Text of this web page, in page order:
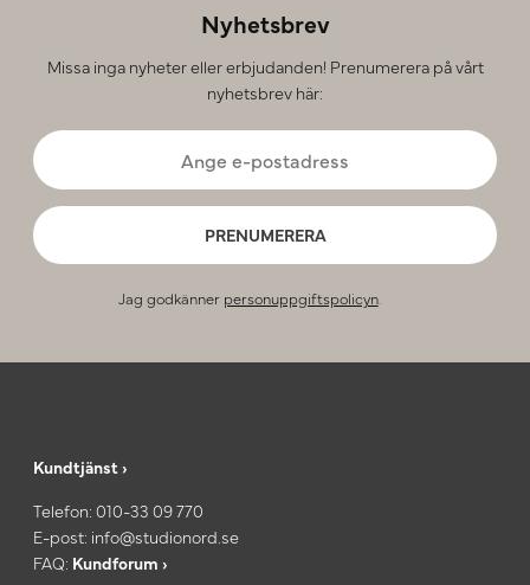
Nyhetsbrev
Missa inga nyheter eller erbjudanden! Prenumerera på vårt
nyhetsbrev här:
PRENUMERERA
Jag godkänner personuppgiftspolicyn.
Kundtjänst ›
Telefon: 010-33 09 770
E-post: info@studionord.se
FAQ: Kundforum ›